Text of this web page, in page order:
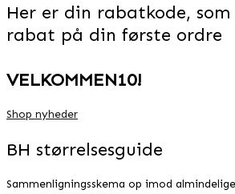
Her er din rabatkode, som
rabat på din første ordre
VELKOMMEN10!
Shop nyheder
BH størrelsesguide
Sammenligningsskema op imod